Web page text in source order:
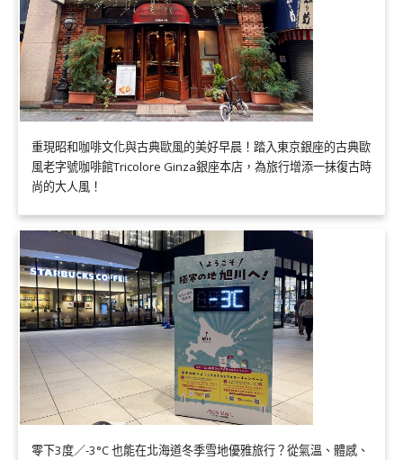
重現昭和咖啡文化與古典歐風的美好早晨！踏入東京銀座的古典歐
風老字號咖啡館Tricolore Ginza銀座本店，為旅行增添一抹復古時
尚的大人風！
零下3度／-3°C 也能在北海道冬季雪地優雅旅行？從氣溫、體感、